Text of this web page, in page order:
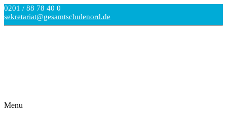
0201 / 88 78 40 0
sekretariat@gesamtschulenord.de
Menu